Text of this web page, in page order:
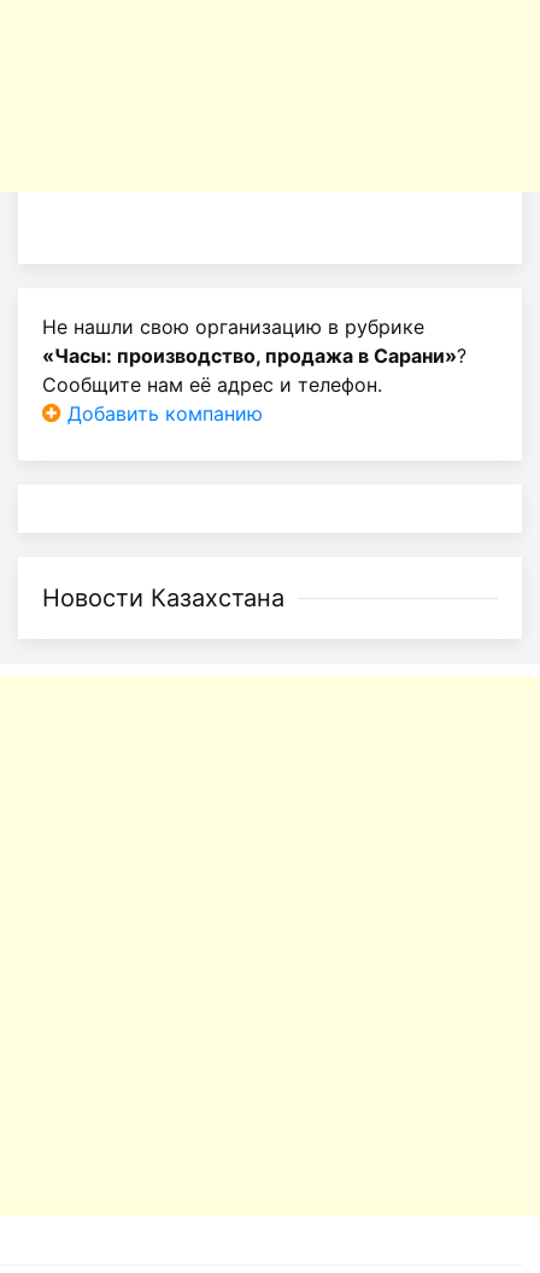
Не нашли свою организацию в рубрике
«Часы: производство, продажа в Сарани»?
Сообщите нам её адрес и телефон.
Добавить компанию
Новости Казахстана